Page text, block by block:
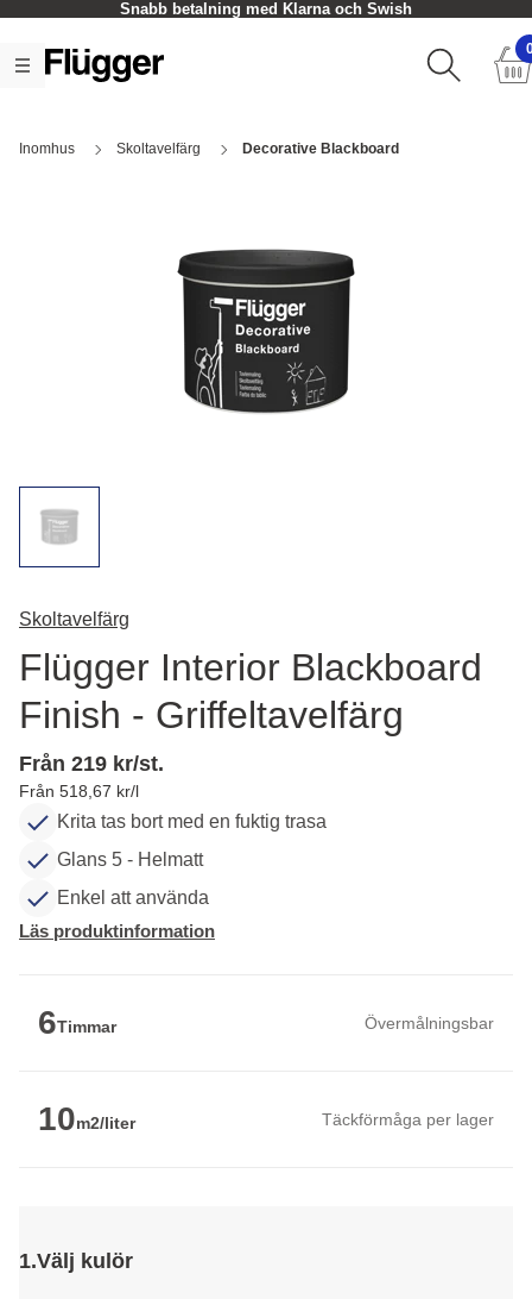
Snabb betalning med Klarna och Swish
Inomhus Skoltavelfärg Decorative Blackboard
Skoltavelfärg
Flügger Interior Blackboard
Finish - Griffeltavelfärg
Från 219 kr/st.
Från 518,67 kr/l
Krita tas bort med en fuktig trasa
Glans 5 - Helmatt
Enkel att använda
Läs produktinformation
6Timmar Övermålningsbar
10m2/liter Täckförmåga per lager
1.Välj kulör